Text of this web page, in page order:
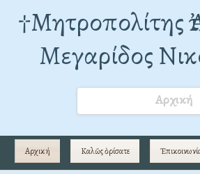
†Mητροπολίτης
Μεγαρίδος
Αρχική
Αρχική Καλῶς ὁρίσατε